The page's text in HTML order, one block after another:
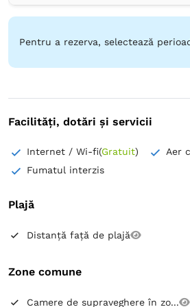
Frigider în cameră
Pentru a rezerva, selectează
Facilități, dotări și servicii
Internet / Wi-fi(Gratuit) Aer
Fumatul interzis
Plajă
Distanță față de plajă
Zone comune
Camere de supraveghere în zo...